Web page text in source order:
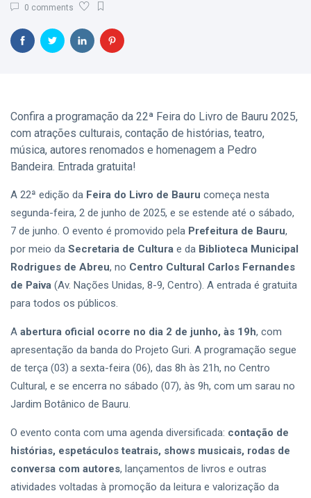
0 comments
Confira a programação da 22ª Feira do Livro de Bauru 2025,
com atrações culturais, contação de histórias, teatro,
música, autores renomados e homenagem a Pedro
Bandeira. Entrada gratuita!
A 22ª edição da Feira do Livro de Bauru começa nesta
segunda-feira, 2 de junho de 2025, e se estende até o sábado,
7 de junho. O evento é promovido pela Prefeitura de Bauru,
por meio da Secretaria de Cultura e da Biblioteca Municipal
Rodrigues de Abreu, no Centro Cultural Carlos Fernandes
de Paiva (Av. Nações Unidas, 8-9, Centro). A entrada é gratuita
para todos os públicos.
A abertura oficial ocorre no dia 2 de junho, às 19h, com
apresentação da banda do Projeto Guri. A programação segue
de terça (03) a sexta-feira (06), das 8h às 21h, no Centro
Cultural, e se encerra no sábado (07), às 9h, com um sarau no
Jardim Botânico de Bauru.
O evento conta com uma agenda diversificada: contação de
histórias, espetáculos teatrais, shows musicais, rodas de
conversa com autores, lançamentos de livros e outras
atividades voltadas à promoção da leitura e valorização da